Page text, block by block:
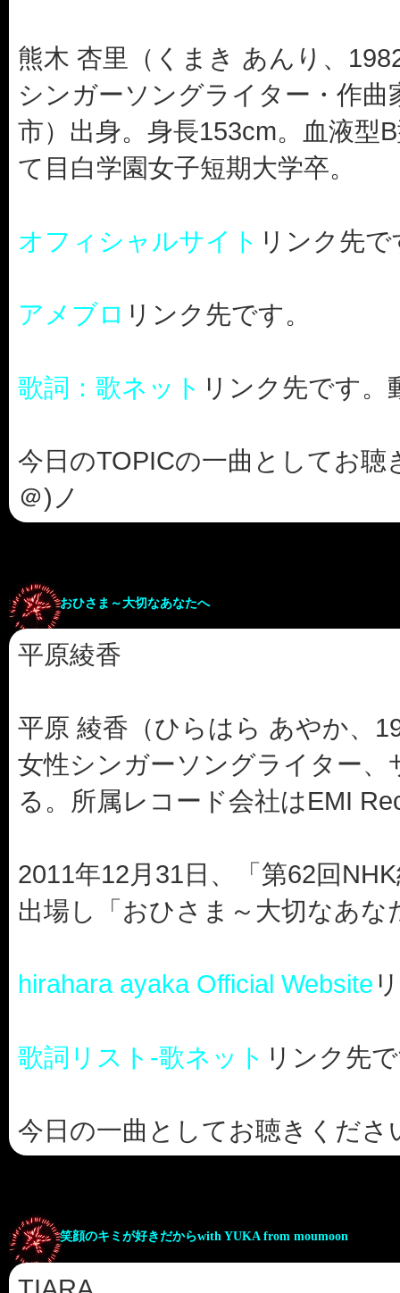
熊木 杏里（くまき あんり、
シンガーソングライター・作曲
市）出身。身長153cm。血液型
て目白学園女子短期大学卒。
オフィシャルサイト リンク先で
アメブロ リンク先です。
歌詞：歌ネット リンク先です。
今日のTOPICの一曲としてお
＠)ノ
おひさま～大切なあなたへ
平原綾香
平原 綾香（ひらはら あやか、
女性シンガーソングライター
る。所属レコード会社はEMI
2011年12月31日、「第62回
出場し「おひさま～大切なあな
hirahara ayaka Official Website
歌詞リスト-歌ネット リンク先
今日の一曲としてお聴きくださ
笑顔のキミが好きだからwith YUKA from moumoon